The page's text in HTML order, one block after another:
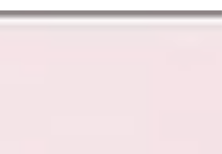
HK$500，輸入優惠碼，可減HK$70 2. 購物滿